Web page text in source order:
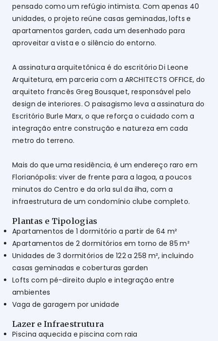
pensado como um refúgio intimista. Com apenas 40
unidades, o projeto reúne casas geminadas, lofts e
apartamentos garden, cada um desenhado para
aproveitar a vista e o silêncio do entorno.
A assinatura arquitetônica é do escritório Di Leone
Arquitetura, em parceria com a ARCHITECTS OFFICE, do
arquiteto francês Greg Bousquet, responsável pelo
design de interiores. O paisagismo leva a assinatura do
Escritório Burle Marx, o que reforça o cuidado com a
integração entre construção e natureza em cada
metro do terreno.
Mais do que uma residência, é um endereço raro em
Florianópolis: viver de frente para a lagoa, a poucos
minutos do Centro e da orla sul da ilha, com a
infraestrutura de um condomínio clube completo.
Plantas e Tipologias
Apartamentos de 1 dormitório a partir de 64 m²
Apartamentos de 2 dormitórios em torno de 85 m²
Unidades de 3 dormitórios de 122 a 258 m², incluindo
casas geminadas e coberturas garden
Lofts com pé-direito duplo e integração entre
ambientes
Vaga de garagem por unidade
Lazer e Infraestrutura
Piscina aquecida e piscina com raia